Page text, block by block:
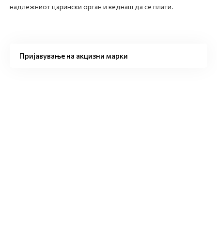
надлежниот царински орган и веднаш да се плати.
Пријавување на акцизни марки